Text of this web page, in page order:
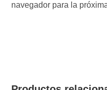
navegador para la